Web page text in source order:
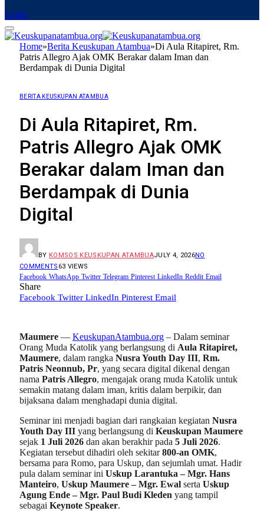
Login
Home»Berita Keuskupan Atambua»Di Aula Ritapiret, Rm.
Patris Allegro Ajak OMK Berakar dalam Iman dan
Berdampak di Dunia Digital
BERITA KEUSKUPAN ATAMBUA
Di Aula Ritapiret, Rm.
Patris Allegro Ajak OMK
Berakar dalam Iman dan
Berdampak di Dunia
Digital
BY KOMSOS KEUSKUPAN ATAMBUAJULY 4, 2026NO
COMMENTS 63 VIEWS
Facebook WhatsApp Twitter Telegram Pinterest LinkedIn Reddit Email
Share
Facebook Twitter LinkedIn Pinterest Email
Maumere — KeuskupanAtambua.org – Dalam seminar
Orang Muda Katolik yang berlangsung di Aula Ritapiret,
Maumere, dalam rangka Nusra Youth Day III, Rm.
Patris Neonnub, Pr, yang secara digital dikenal dengan
nama Patris Allegro, mengajak orang muda Katolik untuk
semakin matang dalam iman, kritis dalam berpikir, dan
bijaksana dalam menghadapi dunia digital.
Seminar ini menjadi bagian dari rangkaian kegiatan Nusra
Youth Day III yang berlangsung di Keuskupan Maumere
sejak 1 Juli 2026 dan akan berakhir pada 5 Juli 2026.
Kegiatan tersebut dihadiri oleh sekitar800-an OMK,
bersama para Romo, para Uskup, dan sejumlah umat. Hadir
pula dalam seminar ini Uskup Larantuka – Mgr. Hans
Manteiro, Uskup Maumere – Mgr. Ewal serta Uskup
Agung Ende – Mgr. Paul Budi Kleden yang tampil
sebagai Keynote Speaker.